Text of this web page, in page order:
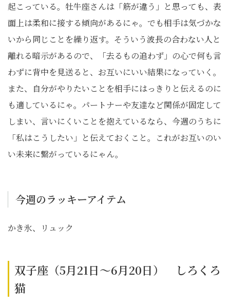
起こっている。牡牛座さんは「筋が違う」と思っても、表
面上は柔和に接する傾向があるにゃ。でも相手は気づかな
いから同じことを繰り返す。そういう波長の合わない人と
離れる暗示があるので、「去るもの追わず」の心で何も言
わずに背中を見送ると、お互いにいい結果になっていく。
また、自分がやりたいことを相手にはっきりと伝えるのに
も適しているにゃ。パートナーや友達など関係が固定して
しまい、言いにくいことを抱えているなら、今週のうちに
「私はこうしたい」と伝えておくこと。これがお互いのい
い未来に繋がっているにゃん。
今週のラッキーアイテム
かき氷、リュック
双子座（5月21日～6月20日） しろくろ
猫